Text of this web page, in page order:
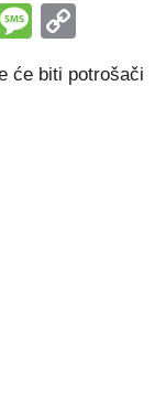
Gmail
Link
će biti potrošači